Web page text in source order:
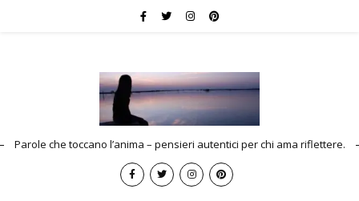
Parole che toccano l’anima – pensieri autentici per chi ama riflettere.